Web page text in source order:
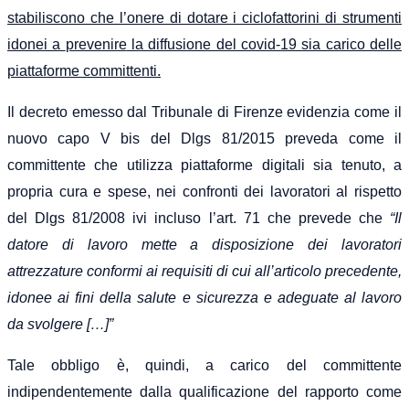
stabiliscono che l’onere di dotare i ciclofattorini di strumenti
idonei a prevenirela diffusione del covid-19 sia carico delle
piattaforme committenti.
Il decreto emesso dal Tribunale di Firenze evidenzia come il
nuovo capo V bis del Dlgs 81/2015 preveda come il
committente che utilizza piattaforme digitali sia tenuto, a
propria cura e spese, nei confronti dei lavoratori al rispetto
del Dlgs 81/2008 ivi incluso l’art. 71 che prevede che “Il
datore di lavoro mette a disposizione dei lavoratori
attrezzature conformi ai requisiti di cui all’articolo precedente,
idonee ai fini della salute e sicurezza e adeguate al lavoro
da svolgere […]”
Tale obbligo è, quindi, a carico del committente
indipendentemente dalla qualificazione del rapporto come